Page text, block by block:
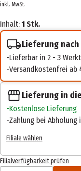
inkl. MwSt.
Inhalt: 1 Stk.
Lieferung nach
Lieferbar in 2 - 3
Versandkostenfrei ab
Lieferung in
Kostenlose Lieferung
Zahlung bei Abholung
Filiale wählen
Filialverfügbarkeit prüfen